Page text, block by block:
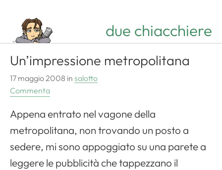
due chiacchiere
Un’impressione metropolitana
17 maggio 2008 in salotto
Commenta
Appena entrato nel vagone della
metropolitana, non trovando un posto a
sedere, mi sono appoggiato su una parete a
leggere le pubblicità che tappezzano ilApri il menu di navigazione